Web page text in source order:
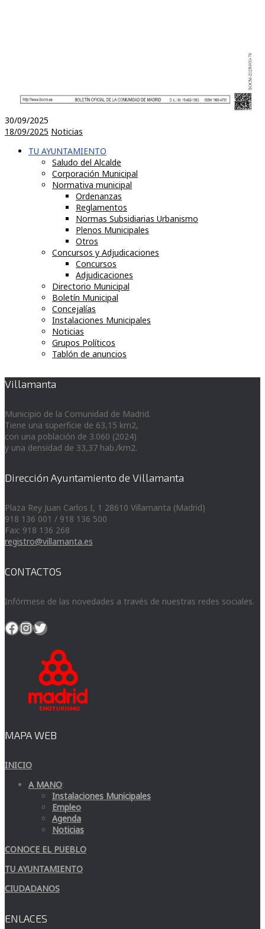
30/09/2025
18/09/2025 Noticias
TU AYUNTAMIENTO
Saludo del Alcalde
Corporación Municipal
Normativa municipal
Ordenanzas
Reglamentos
Normas Subsidiarias Urbanismo
Plenos Municipales
Otros
Concursos y Adjudicaciones
Concursos
Adjudicaciones
Directorio Municipal
Boletín Municipal
Concejalías
Instalaciones Municipales
Noticias
Grupos Políticos
Tablón de anuncios
Villamanta
Municipio de la Comunidad de Madrid.
Tiene una superficie de 63,15 km2,
con una población de 3.060 (2024)
y una densidad de 33,37 hab./km2.
Dirección Ayuntamiento de Villamanta
Plaza Rey Juan Carlos I, 1 28610 Villamanta (Madrid)
918 136 001 / 918 136 500
Fax: 918 136 268
registro@villamanta.es
CONTACTOS
Infórmese de las novedades a través de nuestras redes sociales.
Facebook
Instagram
Twitter
MAPA WEB
INICIO
A MANO:
Instalaciones Municipales
Empleo
Agenda
Noticias
CONOCE EL PUEBLO
TU AYUNTAMIENTO
CIUDADANOS
ENLACES